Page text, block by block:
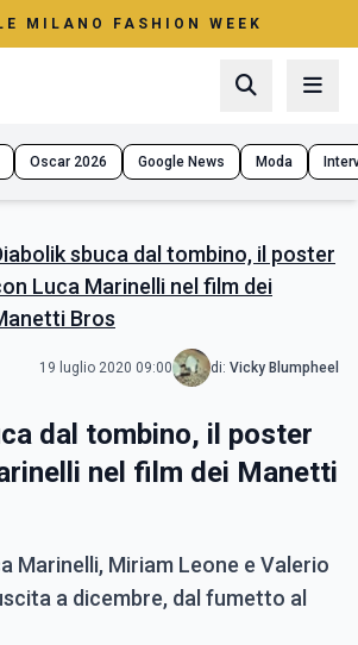
MILANO FASHION WEEK
Oscar 2026 Google News Moda
sbuca dal tombino, il poster
Luca Marinelli nel film dei
Bros
19 luglio 2020 09:00 di: Vicky Blumpheel
dal tombino, il poster
nel film dei Manetti
Marinelli, Miriam Leone e Valerio
a dicembre, dal fumetto al